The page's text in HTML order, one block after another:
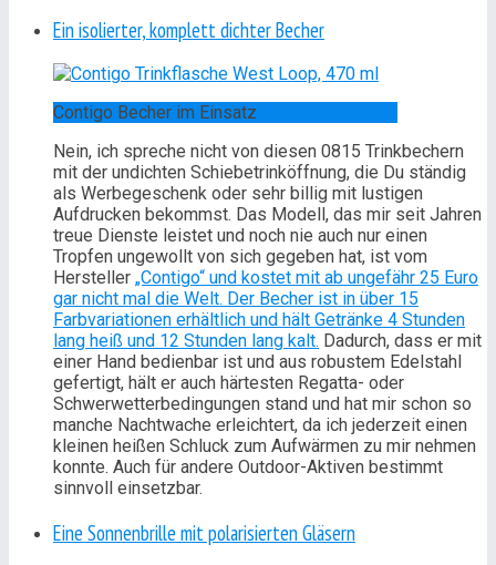
Ein isolierter, komplett dichter Becher
Contigo Becher im Einsatz
Nein, ich spreche nicht von diesen 0815 Trinkbechern
mit der undichten Schiebetrinköffnung, die Du ständig
als Werbegeschenk oder sehr billig mit lustigen
Aufdrucken bekommst. Das Modell, das mir seit Jahren
treue Dienste leistet und noch nie auch nur einen
Tropfen ungewollt von sich gegeben hat, ist vom
Hersteller „Contigo“ und kostet mit ab ungefähr 25 Euro
gar nicht mal die Welt. Der Becher ist in über 15
Farbvariationen erhältlich und hält Getränke 4 Stunden
lang heiß und 12 Stunden lang kalt. Dadurch, dass er mit
einer Hand bedienbar ist und aus robustem Edelstahl
gefertigt, hält er auch härtesten Regatta- oder
Schwerwetterbedingungen stand und hat mir schon so
manche Nachtwache erleichtert, da ich jederzeit einen
kleinen heißen Schluck zum Aufwärmen zu mir nehmen
konnte. Auch für andere Outdoor-Aktiven bestimmt
sinnvoll einsetzbar.
Eine Sonnenbrille mit polarisierten Gläsern